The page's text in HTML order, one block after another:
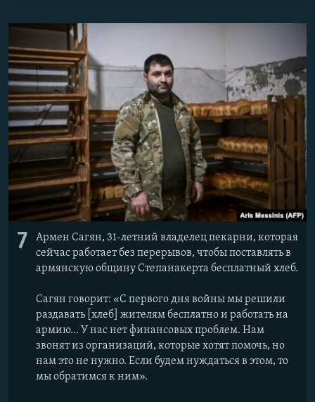
7
Армен Сагян, 31-летний владелец пекарни, которая
сейчас работает без перерывов, чтобы поставлять в
армянскую общину Степанакерта бесплатный хлеб.
Сагян говорит: «С первого дня войны мы решили
раздавать [хлеб] жителям бесплатно и работать на
армию... У нас нет финансовых проблем. Нам
звонят из организаций, которые хотят помочь, но
нам это не нужно. Если будем нуждаться в этом, то
мы обратимся к ним».